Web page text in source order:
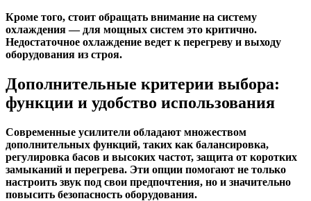
Кроме того, стоит обращать внимание на систему
охлаждения — для мощных систем это критично.
Недостаточное охлаждение ведет к перегреву и выходу
оборудования из строя.
Дополнительные критерии выбора:
функции и удобство использования
Современные усилители обладают множеством
дополнительных функций, таких как балансировка,
регулировка басов и высоких частот, защита от коротких
замыканий и перегрева. Эти опции помогают не только
настроить звук под свои предпочтения, но и значительно
повысить безопасность оборудования.